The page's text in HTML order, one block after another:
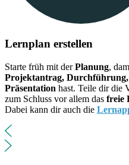
Lernplan erstellen
Starte früh mit derPlanung,
Projektantrag,
Präsentation hast. Teile dir die
zum Schluss vor allem das freie
Dabei kann dir auch die